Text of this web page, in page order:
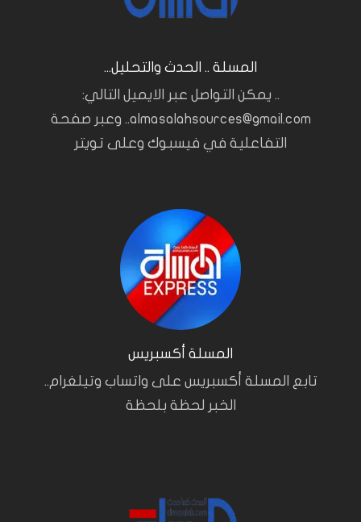
المسلة .. الحدث والتحليل...
.. يمكن التواصل عبر الايميل التالي:
almasalahsources@gmail.com.. وعبر صفحة
التفاعلية في فيسبوك وعلى تويتر
المسلة أكسبريس
تابع المسلة أكسبريس على واتساب وتيلغرام..
الخبر لحظة بلحظة